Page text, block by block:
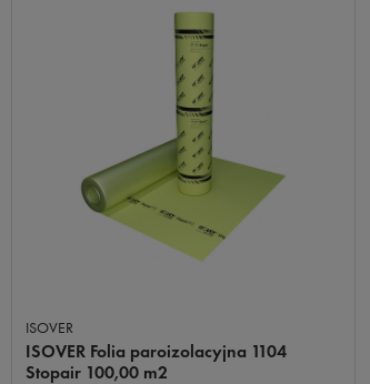
ISOVER
ISOVER Folia paroizolacyjna 1104
Stopair 100,00 m2